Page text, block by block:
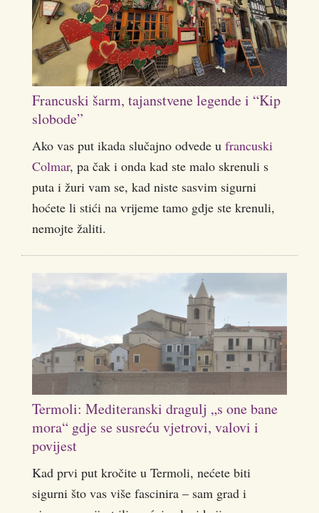
Francuski šarm, tajanstvene legende i “Kip
slobode”
Ako vas put ikada slučajno odvede u francuski
Colmar, pa čak i onda kad ste malo skrenuli s
puta i žuri vam se, kad niste sasvim sigurni
hoćete li stići na vrijeme tamo gdje ste krenuli,
nemojte žaliti.
Termoli: Mediteranski dragulj „s one bane
mora“ gdje se susreću vjetrovi, valovi i
povijest
Kad prvi put kročite u Termoli, nećete biti
sigurni što vas više fascinira – sam grad i